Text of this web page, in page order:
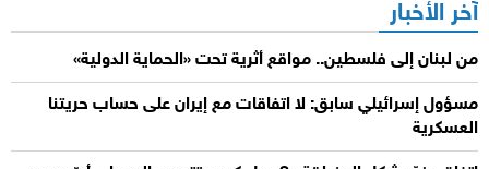
آخر الأخبار
من لبنان إلى فلسطين.. مواقع أثرية تحت «الحماية الدولية»
مسؤول إسرائيلي سابق: لا اتفاقات مع إيران على حساب حريتنا
العسكرية